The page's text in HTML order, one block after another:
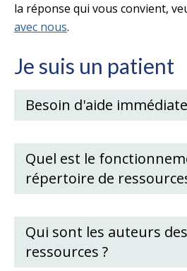
la réponse qui vous convient,
avec nous.
Je suis un patient
Besoin d'aide
Quel est le
répertoire de
Qui sont les auteurs des
ressources ?